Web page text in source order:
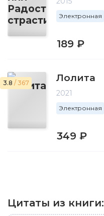
Электронная
189 ₽
3.8 / 367 Лолита
2021
Электронная
349 ₽
Цитаты из книги: